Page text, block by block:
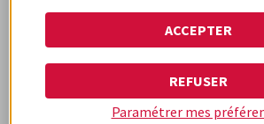
UNE BOÎTE DIFFÉRENTE
UNE BOÎTE
NOS OFFRES
UNE BOÎTE ENGAGÉE
ACCEPTER
REFUSER
Paramétrer mes